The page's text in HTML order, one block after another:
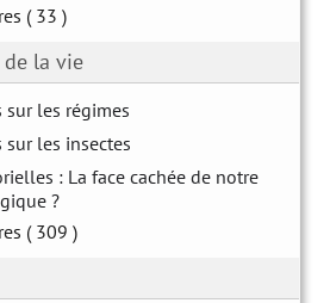
( 33 )
la vie
sur les régimes
sur les insectes
: La face cachée de notre
?
( 309 )